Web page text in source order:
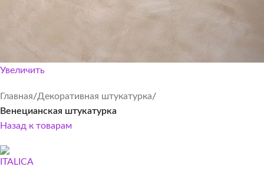
Увеличить
Главная Декоративная штукатурка
Венецианская штукатурка
Назад к товарам